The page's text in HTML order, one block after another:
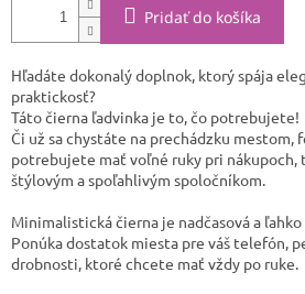
Pridať do košíka
Hľadáte dokonalý doplnok, ktorý spája
praktickosť?
Táto čierna ľadvinka je to, čo potrebujete!
Či už sa chystáte na prechádzku mestom,
potrebujete mať voľné ruky pri nákupoch,
štýlovým a spoľahlivým spoločníkom.
Minimalistická čierna je nadčasová a
Ponúka dostatok miesta pre váš telefón,
drobnosti, ktoré chcete mať vždy po ruke.